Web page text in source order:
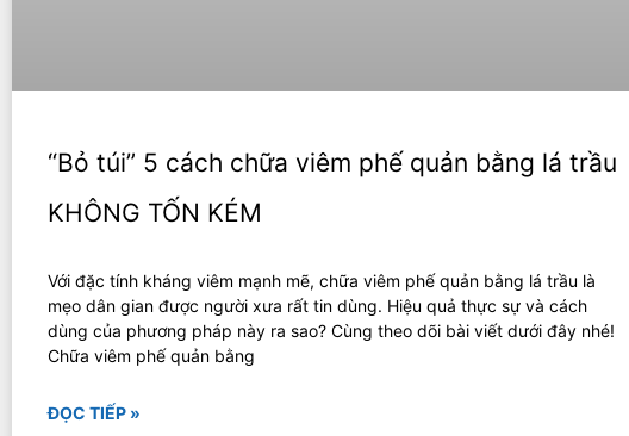
“Bỏ túi” 5 cách chữa viêm phế quản bằng lá trầu
KHÔNG TỐN KÉM
Với đặc tính kháng viêm mạnh mẽ, chữa viêm phế quản bằng lá trầu là
mẹo dân gian được người xưa rất tin dùng. Hiệu quả thực sự và cách
dùng của phương pháp này ra sao? Cùng theo dõi bài viết dưới đây nhé!
Chữa viêm phế quản bằng
ĐỌC TIẾP »